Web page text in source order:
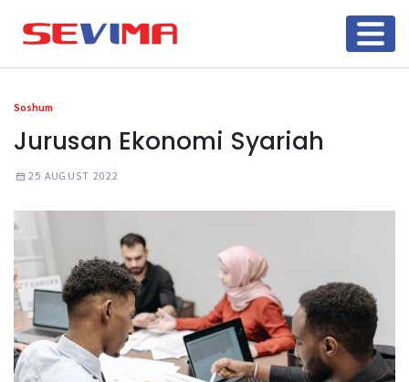
Soshum
Jurusan Ekonomi Syariah
25 AUGUST 2022